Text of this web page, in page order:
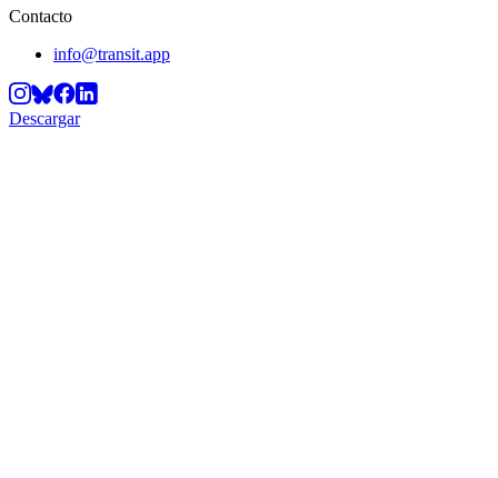
Contacto
info@transit.app
Descargar